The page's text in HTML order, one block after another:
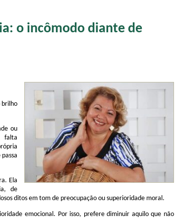
o incômodo diante de
brilho
ou
falta
Ela
de
ditos em tom de preocupação ou superioridade moral.
emocional. Por isso, prefere diminuir aquilo que não